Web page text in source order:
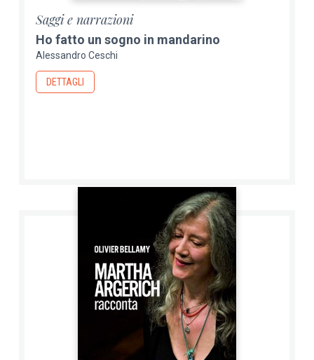
Saggi e narrazioni
Ho fatto un sogno in mandarino
Alessandro Ceschi
DETTAGLI